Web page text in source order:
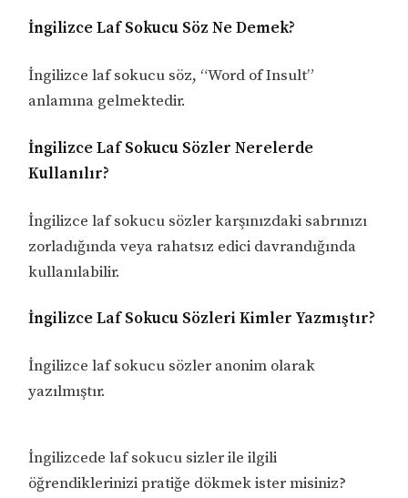
İngilizce Laf Sokucu Söz Ne Demek?
İngilizce laf sokucu söz, “Word of Insult”
anlamına gelmektedir.
İngilizce Laf Sokucu Sözler Nerelerde
Kullanılır?
İngilizce laf sokucu sözler karşınızdaki sabrınızı
zorladığında veya rahatsız edici davrandığında
kullanılabilir.
İngilizce Laf Sokucu Sözleri Kimler Yazmıştır?
İngilizce laf sokucu sözler anonim olarak
yazılmıştır.
İngilizcede laf sokucu sizler ile ilgili
öğrendiklerinizi pratiğe dökmek ister misiniz?